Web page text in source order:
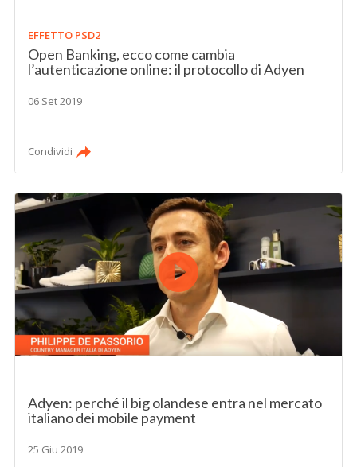
EFFETTO PSD2
Open Banking, ecco come cambia
l’autenticazione online: il protocollo di Adyen
06 Set 2019
Condividi
Adyen: perché il big olandese entra nel mercato
italiano dei mobile payment
25 Giu 2019